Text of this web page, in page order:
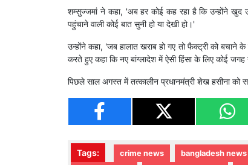
शम्सुज्जमां ने कहा, 'अब हर कोई कह रहा है कि उन्होंने खुद
पहुंचाने वाली कोई बात सुनी हो या देखी हो।'
उन्होंने कहा, 'जब हालात खराब हो गए तो फैक्ट्री को बचाने
करते हुए कहा कि नए बांग्लादेश में ऐसी हिंसा के लिए कोई जगह
पिछले साल अगस्त में तत्कालीन प्रधानमंत्री शेख हसीना को
Tags: crime news bangladesh news